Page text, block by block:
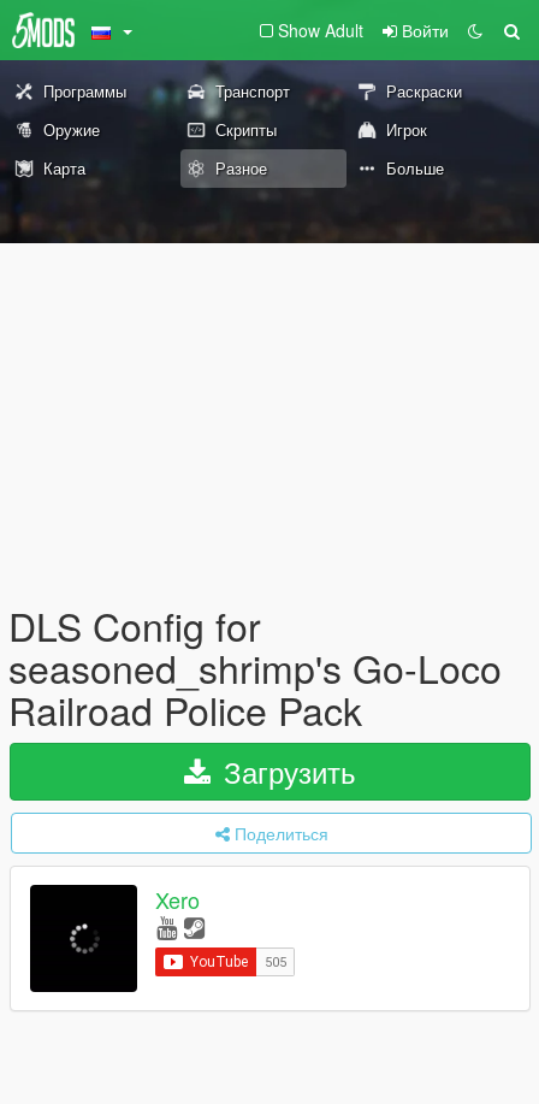
Show Adult Войти
Программы Транспорт
Раскраски
Оружие
Скрипты
Игрок
Карта
Разное Больше
DLS Config for
seasoned_shrimp's Go-Loco
Railroad Police Pack
Загрузить
Поделиться
Xero